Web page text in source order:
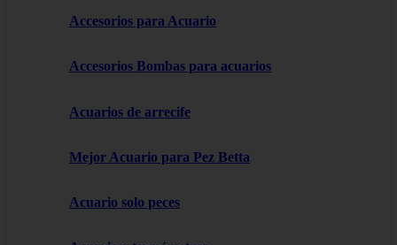
Accesorios para Acuario
Accesorios Bombas para acuarios
Acuarios de arrecife
Mejor Acuario para Pez Betta
Acuario solo peces